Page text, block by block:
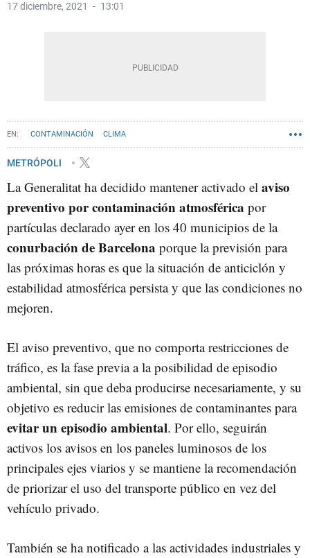
17 diciembre, 2021 13:01
CONTAMINACIÓN CLIMA
METRÓPOLI
La Generalitat ha decidido mantener activado el aviso
preventivo por contaminación atmosférica por
partículas declarado ayer en los 40 municipios de la
conurbación de Barcelona porque la previsión para
las próximas horas es que la situación de anticiclón y
estabilidad atmosférica persista y que las condiciones no
mejoren.
El aviso preventivo, que no comporta restricciones de
tráfico, es la fase previa a la posibilidad de episodio
ambiental, sin que deba producirse necesariamente, y su
objetivo es reducir las emisiones de contaminantes para
evitar un episodio ambiental. Por ello, seguirán
activos los avisos en los paneles luminosos de los
principales ejes viarios y se mantiene la recomendación
de priorizar el uso del transporte público en vez del
vehículo privado.
También se ha notificado a las actividades industriales y